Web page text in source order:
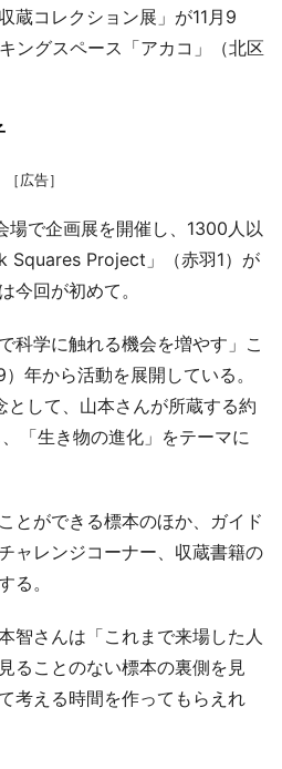
蔵コレクション展」が11月9
ングスペース「アカコ」（北区
［広告］
で企画展を開催し、1300人以
Squares Project」（赤羽1）が
今回が初めて。
科学に触れる機会を増やす」こ
年から活動を展開している。
して、山本さんが所蔵する約
「生き物の進化」をテーマに
とができる標本のほか、ガイド
ャレンジコーナー、収蔵書籍の
る。
智さんは「これまで来場した人
ることのない標本の裏側を見
考える時間を作ってもらえれ